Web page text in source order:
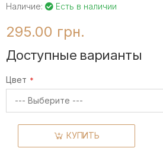
Наличие: Есть в наличии
295.00 грн.
Доступные варианты
Цвет
КУПИТЬ